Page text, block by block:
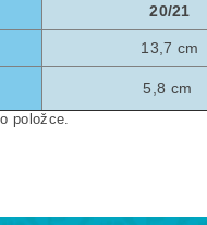
20/21
13,7 cm
5,8 cm
položce.